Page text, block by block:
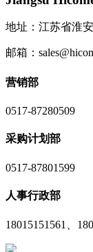
地址：江苏省淮
邮箱：
营销部
0517-87280509
采购计划部
0517-87801599
人事行政部
18015151561、